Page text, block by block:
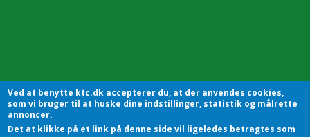
Ved at benytte ktc.dk accepterer du, at der anvendes cookies,
som vi bruger til at huske dine indstillinger, statistik og målrette
annoncer.
Det at klikke på et link på denne side vil ligeledes betragtes som